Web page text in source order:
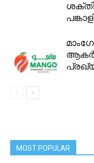
MOST POPULAR